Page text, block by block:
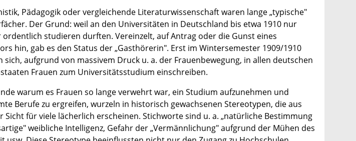
Pädagogik oder vergleichende Literaturwissenschaft waren lange „typische"
Der Grund: weil an den Universitäten in Deutschland bis etwa 1910 nur
ordentlich studieren durften. Vereinzelt, auf Antrag oder die Gunst eines
hin, gab es den Status der „Gasthörerin". Erst im Wintersemester 1909/1910
sich, aufgrund von massivem Druck u. a. der Frauenbewegung, in allen deutschen
Frauen zum Universitätsstudium einschreiben.
warum es Frauen so lange verwehrt war, ein Studium aufzunehmen und
Berufe zu ergreifen, wurzeln in historisch gewachsenen Stereotypen, die aus
Sicht für viele lächerlich erscheinen. Stichworte sind u. a. „natürliche Bestimmung
weibliche Intelligenz, Gefahr der „Vermännlichung" aufgrund der Mühen des